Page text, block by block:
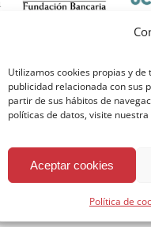
Utilizamos cookies propias y
publicidad relacionada con sus
partir de sus hábitos de
políticas de datos, visite nuestra
Aceptar cookies
Política de
Français